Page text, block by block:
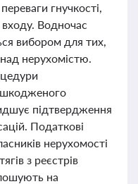
гнучкості,
входу. Водночас
вибором для тих,
нерухомістю.
підтвердження
Податкові
нерухомості
з реєстрів
на